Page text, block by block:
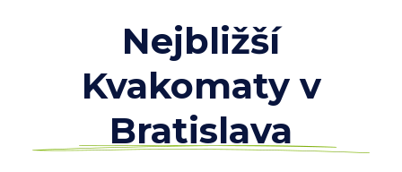
Nejbližší
Kvakomaty v
Bratislava